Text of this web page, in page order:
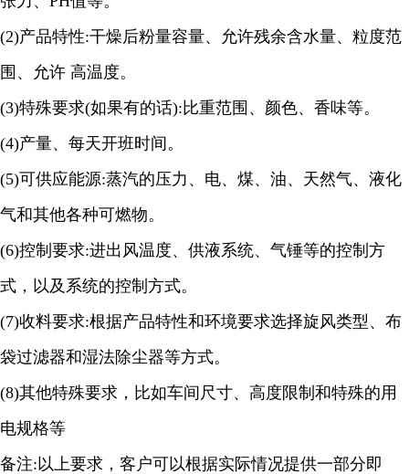
(2)产品特性:干燥后粉量容量、允许残余含水量、粒度范
围、允许 高温度。
(3)特殊要求(如果有的话): 比重范围、颜色、香味等。
(4)产量、每天开班时间。
(5)可供应能源:蒸汽的压力、电、煤、油、天然气、液化
气和其他各种可燃物。
(6)控制要求:进出风温度、供液系统、气锤等的控制方
式，以及系统的控制方式。
(7)收料要求:根据产品特性和环境要求选择旋风类型、布
袋过滤器和湿法除尘器等方式。
(8)其他特殊要求，比如车间尺寸、高度限制和特殊的用
电规格等
备注:以上要求，客户可以根据实际情况提供一部分即